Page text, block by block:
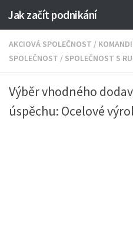
Jak začít podnikání
AKCIOVÁ SPOLEČNOST /
SPOLEČNOST / SPOLEČNOST S
Výběr vhodného
úspěchu: Ocelové